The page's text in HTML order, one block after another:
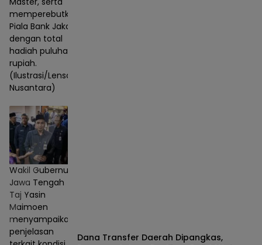
memperebutkan
Piala Bank Jakarta
dengan total
hadiah puluhan juta
rupiah.
(Ilustrasi/Lensa
Nusantara)
Wakil Gubernur
Jawa Tengah
Taj Yasin
Maimoen
menyampaikan
penjelasan
Dana Transfer Daerah Dipangkas,